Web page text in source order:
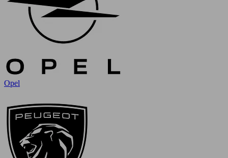
Opel